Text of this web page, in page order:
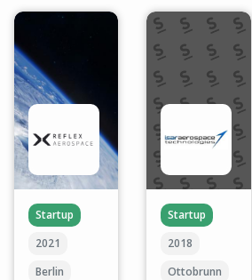
Startup
2021
Berlin
Startup
2018
Ottobrunn